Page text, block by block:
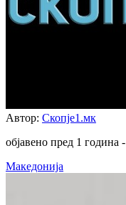
Автор: Скопје1.мк
објавено пред 1 година -
Македонија